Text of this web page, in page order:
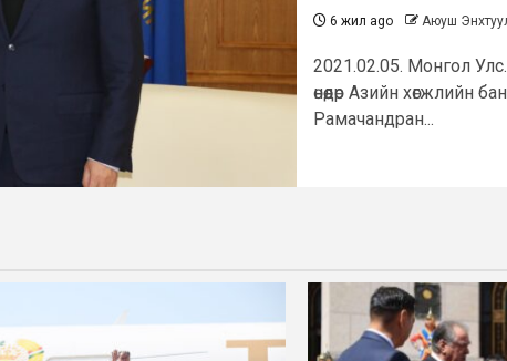
6 жил ago Аюуш
2021.02.05. Монгол
өнөөдөр Азийн
Рамачандран...